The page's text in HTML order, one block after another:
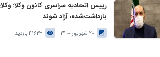
رییس اتحادیه سراسری کانون وکلا:
بازداشت‌شده، آزاد شوند
20 شهریور 1400 41623 بازدید